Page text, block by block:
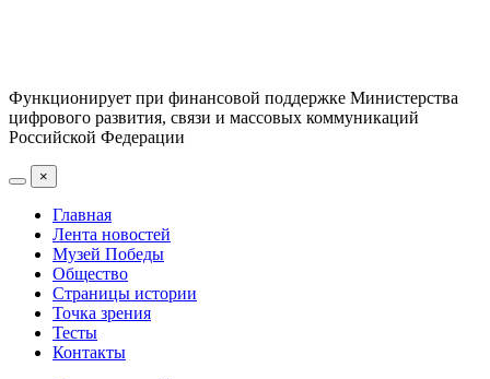
Функционирует при финансовой поддержке Министерства
цифрового развития, связи и массовых коммуникаций
Российской Федерации
×
Главная
Лента новостей
Музей Победы
Общество
Страницы истории
Точка зрения
Тесты
Контакты